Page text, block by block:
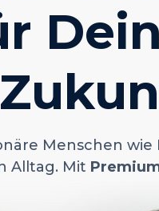
Menschen wie
Alltag. Mit